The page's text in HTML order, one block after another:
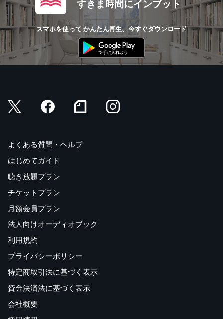
すきま時間にインプット
スマホを使って かんたん再生、今すぐダウンロード
よくある質問・ヘルプ
はじめてガイド
聴き放題プラン
チケットプラン
月額会員プラン
法人向けオーディオブック
利用規約
プライバシーポリシー
特定商取引法に基づく表示
資金決済法に基づく表示
会社概要